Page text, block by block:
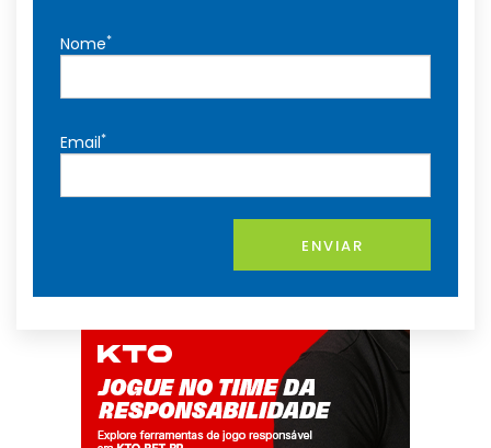
Nome*
Email*
ENVIAR